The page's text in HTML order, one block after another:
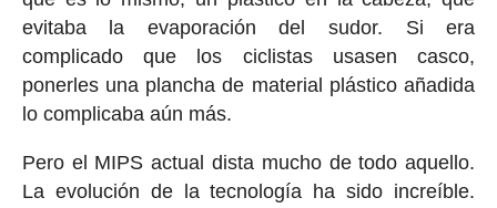
evitaba la evaporación del sudor. Si era
complicado que los ciclistas usasen casco,
ponerles una plancha de material plástico añadida
lo complicaba aún más.
Pero el MIPS actual dista mucho de todo aquello.
La evolución de la tecnología ha sido increíble.